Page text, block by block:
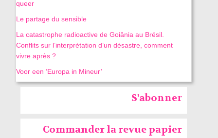
queer
Le partage du sensible
La catastrophe radioactive de Goiânia au Brésil.
Conflits sur l’interprétation d’un désastre, comment
vivre après ?
Voor een ‘Europa in Mineur’
S'abonner
Commander la revue papier